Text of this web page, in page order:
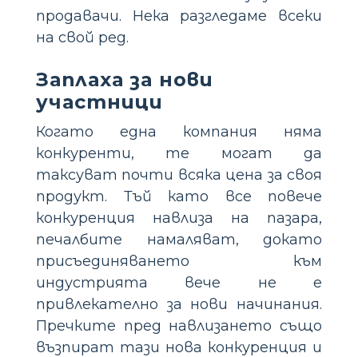
продавачи. Нека разгледаме всеки
на свой ред.
Заплаха за нови
участници
Когато една компания няма
конкуренти, те могат да
таксуват почти всяка цена за своя
продукт. Тъй като все повече
конкуренция навлиза на пазара,
печалбите намаляват, докато
присъединяването към
индустрията вече не е
привлекателно за нови начинания.
Пречките пред навлизането също
възпират тази нова конкуренция и